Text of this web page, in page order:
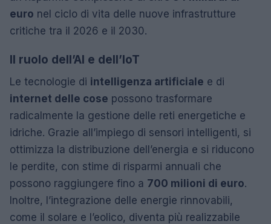
euro nel ciclo di vita delle nuove infrastrutture
critiche tra il 2026 e il 2030.
Il ruolo dell’AI e dell’IoT
Le tecnologie di intelligenza artificiale e di
internet delle cose possono trasformare
radicalmente la gestione delle reti energetiche e
idriche. Grazie all’impiego di sensori intelligenti, si
ottimizza la distribuzione dell’energia e si riducono
le perdite, con stime di risparmi annuali che
possono raggiungere fino a 700 milioni di euro.
Inoltre, l’integrazione delle energie rinnovabili,
come il solare e l’eolico, diventa più realizzabile